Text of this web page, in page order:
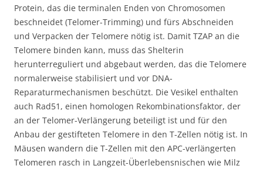
Protein, das die terminalen Enden von Chromosomen
beschneidet (Telomer-Trimming) und fürs Abschneiden
und Verpacken der Telomere nötig ist. Damit TZAP an die
Telomere binden kann, muss das Shelterin
herunterreguliert und abgebaut werden, das die Telomere
normalerweise stabilisiert und vor DNA-
Reparaturmechanismen beschützt. Die Vesikel enthalten
auch Rad51, einen homologen Rekombinationsfaktor, der
an der Telomer-Verlängerung beteiligt ist und für den
Anbau der gestifteten Telomere in den T-Zellen nötig ist. In
Mäusen wandern die T-Zellen mit den APC-verlängerten
Telomeren rasch in Langzeit-Überlebensnischen wie Milz